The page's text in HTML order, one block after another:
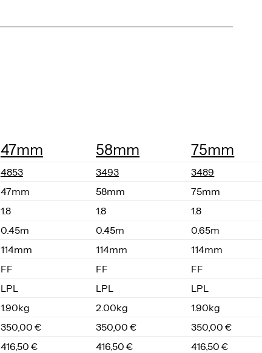
47mm
4853
47mm
1.8
0.45m
114mm
FF
LPL
1.90kg
350,00 €
416,50 €
58mm
3493
58mm
1.8
0.45m
114mm
FF
LPL
2.00kg
350,00 €
416,50 €
75mm
3489
75mm
1.8
0.65m
114mm
FF
LPL
1.90kg
350,00 €
416,50 €